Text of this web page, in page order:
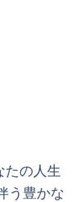
たの人生
う豊かな